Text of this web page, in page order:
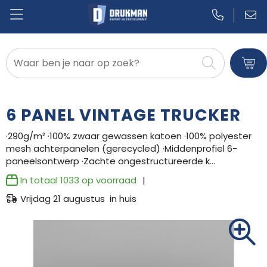
Badtextiel en Douche
Broeken en Rokken
Caps, Hoeden en Mutsen
Dekens, Fleecedekens en Kussens
6 PANEL VINTAGE TRUCKER
·290g/m² ·100% zwaar gewassen katoen ·100% polyester
mesh achterpanelen (gerecycled) ·Middenprofiel 6-
paneelsontwerp ·Zachte ongestructureerde k…
In totaal 1033 op voorraad
Vrijdag 21 augustus in huis